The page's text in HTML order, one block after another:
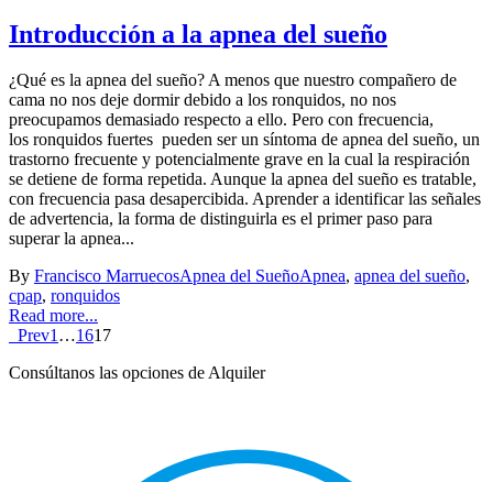
Introducción a la apnea del sueño
¿Qué es la apnea del sueño? A menos que nuestro compañero de
cama no nos deje dormir debido a los ronquidos, no nos
preocupamos demasiado respecto a ello. Pero con frecuencia,
los ronquidos fuertes pueden ser un síntoma de apnea del sueño, un
trastorno frecuente y potencialmente grave en la cual la respiración
se detiene de forma repetida. Aunque la apnea del sueño es tratable,
con frecuencia pasa desapercibida. Aprender a identificar las señales
de advertencia, la forma de distinguirla es el primer paso para
superar la apnea...
By Francisco MarruecosApnea del SueñoApnea, apnea del sueño,
cpap, ronquidos
Read more...
Prev1…1617
Consúltanos las opciones de Alquiler